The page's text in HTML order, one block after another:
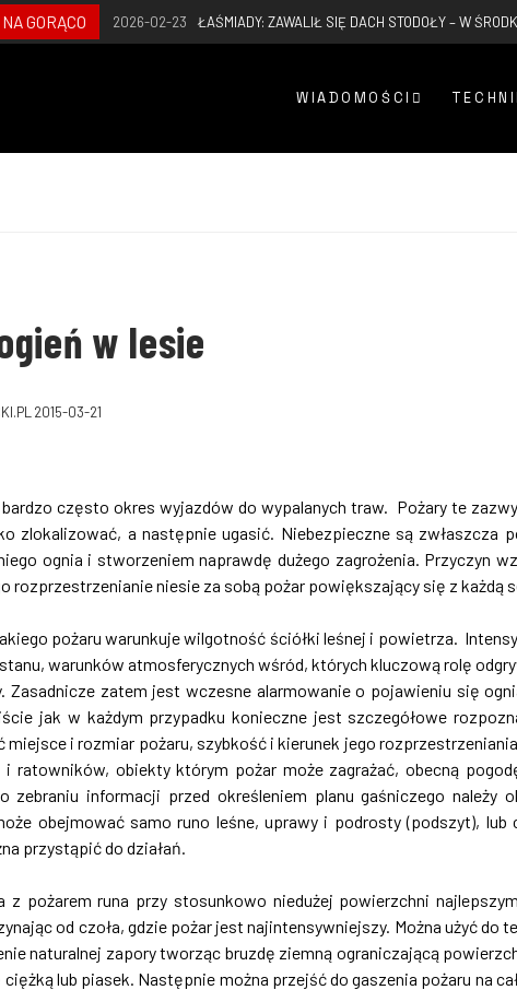
NA GORĄCO 2026-02-23 ŁAŚMIADY: ZAWALIŁ SIĘ DACH STODOŁY – W
WIADOMOŚCI
w lesie
2015-03-21
często okres wyjazdów do wypalanych traw. Pożary te
zlokalizować, a następnie ugasić. Niebezpieczne są zwłaszcza
ognia i stworzeniem naprawdę dużego zagrożenia. Przyczyn
rozprzestrzenianie niesie za sobą pożar powiększający się z każdą
pożaru warunkuje wilgotność ściółki leśnej i powietrza.
warunków atmosferycznych wśród, których kluczową rolę
Zasadnicze zatem jest wczesne alarmowanie o pojawieniu się
jak w każdym przypadku konieczne jest szczegółowe
miejsce i rozmiar pożaru, szybkość i kierunek jego
ratowników, obiekty którym pożar może zagrażać, obecną
zebraniu informacji przed określeniem planu gaśniczego należy
obejmować samo runo leśne, uprawy i podrosty (podszyt), lub
przystąpić do działań.
z pożarem runa przy stosunkowo niedużej powierzchni
od czoła, gdzie pożar jest najintensywniejszy. Można użyć do
naturalnej zapory tworząc bruzdę ziemną ograniczającą
lub piasek. Następnie można przejść do gaszenia pożaru na